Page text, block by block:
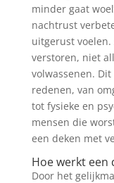
minder gaat
nachtrust
uitgerust
verstoren, niet
volwassenen.
redenen, van
tot fysieke en
mensen die
een deken met
Hoe werkt een
Door het